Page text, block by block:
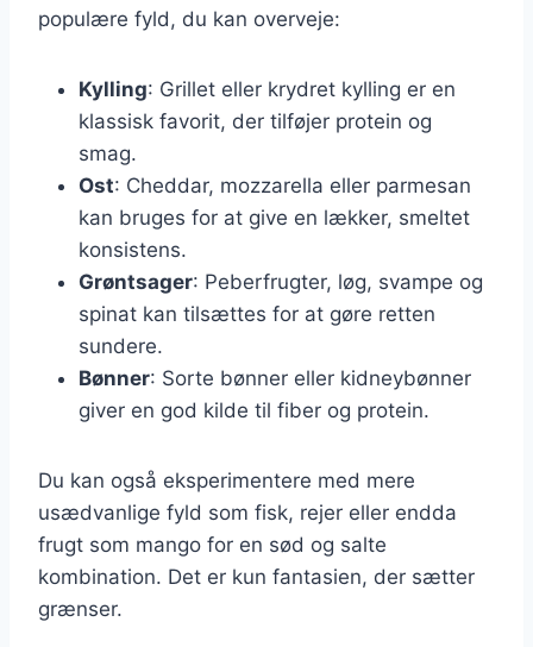
populære fyld, du kan overveje:
Kylling: Grillet eller krydret kylling er en
klassisk favorit, der tilføjer protein og
smag.
Ost: Cheddar, mozzarella eller parmesan
kan bruges for at give en lækker, smeltet
konsistens.
Grøntsager: Peberfrugter, løg, svampe og
spinat kan tilsættes for at gøre retten
sundere.
Bønner: Sorte bønner eller kidneybønner
giver en god kilde til fiber og protein.
Du kan også eksperimentere med mere
usædvanlige fyld som fisk, rejer eller endda
frugt som mango for en sød og salte
kombination. Det er kun fantasien, der sætter
grænser.